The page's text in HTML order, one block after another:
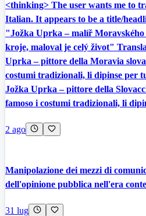
<thinking> The user wants me to
Italian. It appears to be a title/
"Jožka Uprka – malíř Moravského
kroje, maloval je celý život"
Uprka – pittore della Moravia
costumi tradizionali, li dipinse per
Jožka Uprka – pittore della
famoso i costumi tradizionali, li
2 ago
Manipolazione dei mezzi di
dell'opinione pubblica nell'era
31 lug